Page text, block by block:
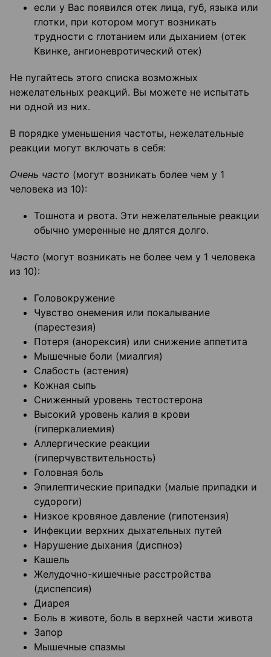
если у Вас появился отек лица, губ, языка или
глотки, при котором могут возникать
трудности с глотанием или дыханием (отек
Квинке, ангионевротический отек)
Не пугайтесь этого списка возможных
нежелательных реакций. Вы можете не испытать
ни одной из них.
В порядке уменьшения частоты, нежелательные
реакции могут включать в себя:
Очень часто (могут возникать более чем у 1
человека из 10):
Тошнота и рвота. Эти нежелательные реакции
обычно умеренные не длятся долго.
Часто (могут возникать не более чем у 1 человека
из 10):
Головокружение
Чувство онемения или покалывание
(парестезия)
Потеря (анорексия) или снижение аппетита
Мышечные боли (миалгия)
Слабость (астения)
Кожная сыпь
Сниженный уровень тестостерона
Высокий уровень калия в крови
(гиперкалиемия)
Аллергические реакции
(гиперчувствительность)
Головная боль
Эпилептические припадки (малые припадки и
судороги)
Низкое кровяное давление (гипотензия)
Инфекции верхних дыхательных путей
Нарушение дыхания (диспноэ)
Кашель
Желудочно-кишечные расстройства
(диспепсия)
Диарея
Боль в животе, боль в верхней части живота
Запор
Мышечные спазмы